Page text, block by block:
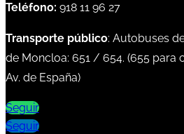
Teléfono: 918 11 96 27
Transporte público: Autobuses
de Moncloa: 651 / 654. (655 para
Av. de España)
Seguir
Seguir